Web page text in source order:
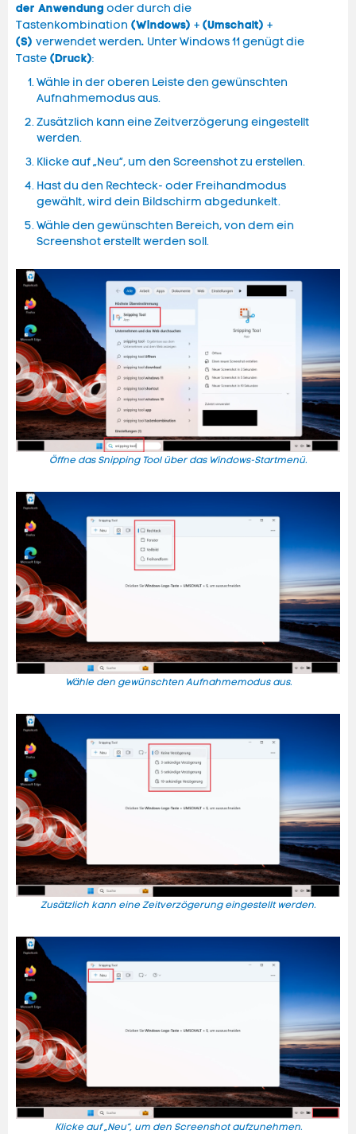
der Anwendung oder durch die
Tastenkombination (Windows) + (Umschalt) +
(S) verwendet werden. Unter Windows 11 genügt die
Taste (Druck):
Wähle in der oberen Leiste den gewünschten
Aufnahmemodus aus.
Zusätzlich kann eine Zeitverzögerung eingestellt
werden.
Klicke auf „Neu“, um den Screenshot zu erstellen.
Hast du den Rechteck- oder Freihandmodus
gewählt, wird dein Bildschirm abgedunkelt.
Wähle den gewünschten Bereich, von dem ein
Screenshot erstellt werden soll.
Öffne das Snipping Tool über das Windows-Startmenü.
Wähle den gewünschten Aufnahmemodus aus.
Zusätzlich kann eine Zeitverzögerung eingestellt werden.
Klicke auf „Neu“, um den Screenshot aufzunehmen.